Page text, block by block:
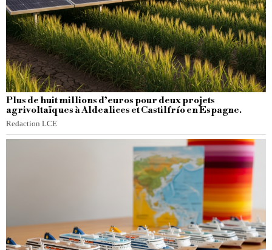
Plus de huit millions d’euros pour deux projets
agrivoltaïques à Aldealices et Castilfrío en Espagne.
Redaction LCE